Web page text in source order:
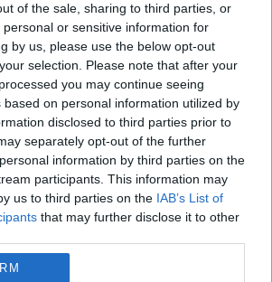
of the sale, sharing to third parties, or
or sensitive information for
by us, please use the below opt-out
selection. Please note that after your
you may continue seeing
based on personal information utilized by
disclosed to third parties prior to
separately opt-out of the further
information by third parties on the
participants. This information may
us to third parties on the IAB’s List of
that may further disclose it to other
JUSTITIE
omul de afaceri acuzat că voia
pe fondurile SAFE, legături cu